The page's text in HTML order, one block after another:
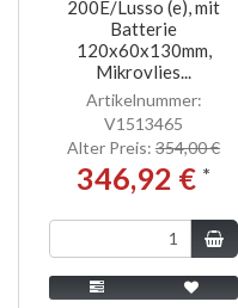
200E/Lusso (e), mit
Batterie
120x60x130mm,
Mikrovlies...
Artikelnummer:
V1513465
Alter Preis: 354,00 €
346,92 € *